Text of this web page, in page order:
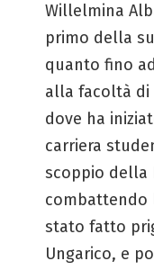
Willelmina
primo della
quanto fino
alla facoltà di
dove ha
carriera
scoppio della
combattendo
stato fatto
Ungarico, e